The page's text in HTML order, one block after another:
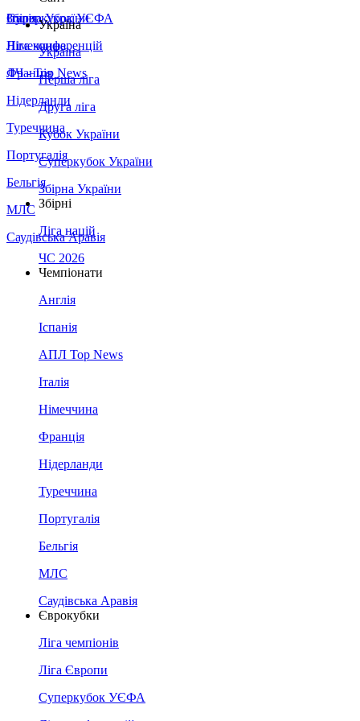
Збірна України
Італія
Німеччина
Франція
Нідерланди
Туреччина
Португалія
Бельгія
МЛС
Саудівська Аравія
Суперкубок УЄФА
Ліга конференцій
ЛЧ - Top News
Україна
Україна
Перша ліга
Друга ліга
Кубок України
Суперкубок України
Збірна України
Збірні
Ліга націй
ЧС 2026
Чемпіонати
Англія
Іспанія
АПЛ Top News
Італія
Німеччина
Франція
Нідерланди
Туреччина
Португалія
Бельгія
МЛС
Саудівська Аравія
Єврокубки
Ліга чемпіонів
Ліга Європи
Суперкубок УЄФА